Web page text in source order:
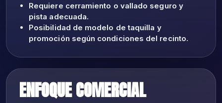
Requiere cerramiento o vallado seguro y
pista adecuada.
Posibilidad de modelo de taquilla y
promoción según condiciones del recinto.
ENFOQUE COMERCIAL